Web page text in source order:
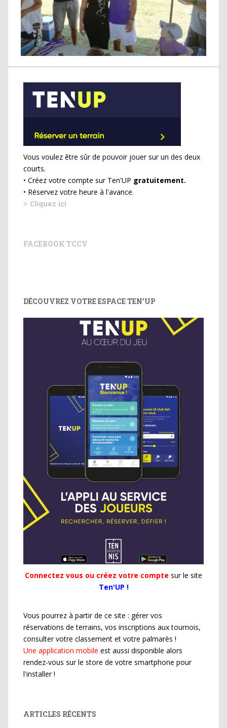
Vous voulez être sûr de pouvoir jouer sur un des deux
courts.
• Créez votre compte sur Ten'UP gratuitement.
• Réservez votre heure à l'avance.
> Cliquez ici
FACEBOOK TCCV
DÉCOUVREZ VOTRE ESPACE TEN’UP
Connectez vous ou créez votre compte sur le site
Ten'UP !
Vous pourrez à partir de ce site : gérer vos
réservations de terrains, vos inscriptions aux tournois,
consulter votre classement et votre palmarès !
Une application mobile est aussi disponible alors
rendez-vous sur le store de votre smartphone pour
l'installer !
ARTICLES RÉCENTS